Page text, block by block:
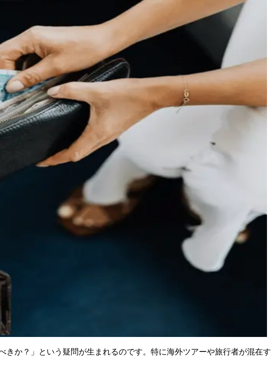
か？」という疑問が生まれるのです。特に海外ツアーや旅行者が混在す